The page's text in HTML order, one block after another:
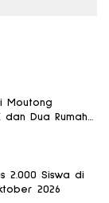
Moutong
dan Dua Rumah
2.000 Siswa di
2026